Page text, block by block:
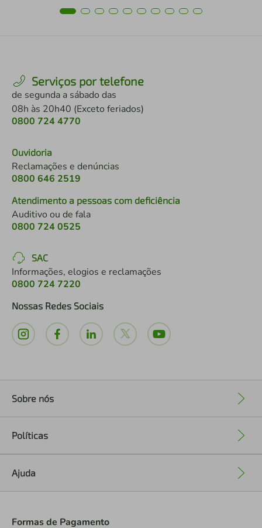
Serviços por telefone
de segunda a sábado das
08h às 20h40 (Exceto feriados)
0800 724 4770
Ouvidoria
Reclamações e denúncias
0800 646 2519
Atendimento a pessoas com deficiência
Auditivo ou de fala
0800 724 0525
SAC
Informações, elogios e reclamações
0800 724 7220
Nossas Redes Sociais
Sobre nós
Políticas
Ajuda
Formas de Pagamento